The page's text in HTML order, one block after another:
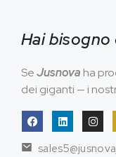
Hai bisogno
SeJusnova ha
dei giganti — i